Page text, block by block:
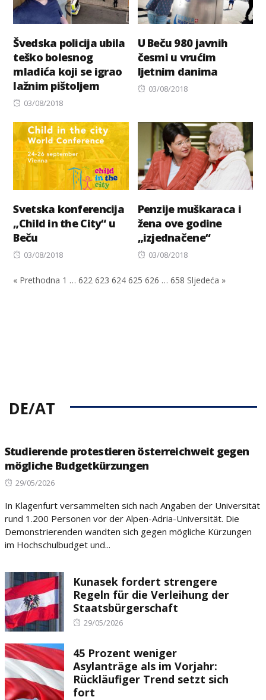
Švedska policija ubila
teško bolesnog
mladića koji se igrao
lažnim pištoljem
Posted
03/08/2018
U Beču 980 javnih
česmi u vrućim
ljetnim danima
Posted
03/08/2018
Svetska konferencija
„Child in the City“ u
Beču
Posted
03/08/2018
Penzije muškaraca i
žena ove godine
„izjednačene“
Posted
03/08/2018
« Prethodna 1 … 622 623 624 625 626 … 658 Sljedeća »
DE/AT
Studierende protestieren österreichweit gegen
mögliche Budgetkürzungen
Posted
29/05/2026
In Klagenfurt versammelten sich nach Angaben der Universität
rund 1.200 Personen vor der Alpen-Adria-Universität. Die
Demonstrierenden wandten sich gegen mögliche Kürzungen
im Hochschulbudget und...
Kunasek fordert strengere
Regeln für die Verleihung der
Staatsbürgerschaft
Posted
29/05/2026
45 Prozent weniger
Asylanträge als im Vorjahr:
Rückläufiger Trend setzt sich
fort